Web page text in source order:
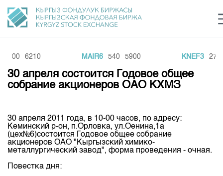
Финансовый рынок KG login Рус Кыр
Общая информация
Акционеры
Направления
Товарно-сырьевой сектор
Листинг
Нормативная база
Биржевая деятельность
Статистика торгов
100 6210 MAIR6 540 5900 KNEF3 270
30 апреля состоится Годовое общее
собрание акционеров ОАО КХМЗ
30 апреля 2011 года, в 10-00 часов, по адресу:
Кеминский р-он, п.Орловка, ул.Оенина,1а
(цех№6)состоится Годовое общее собрание
акционеров ОАО "Кыргызский химико-
металлургический завод", форма проведения - очная.
Повестка дня: